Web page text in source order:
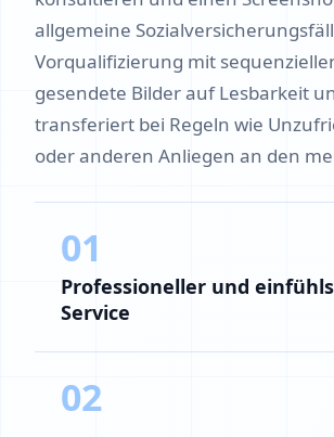
allgemeine
Vorqualifizierung mit
gesendete Bilder auf Lesbarkeit
transferiert bei Regeln wie
oder anderen Anliegen an den
01
Professioneller und
Service
02